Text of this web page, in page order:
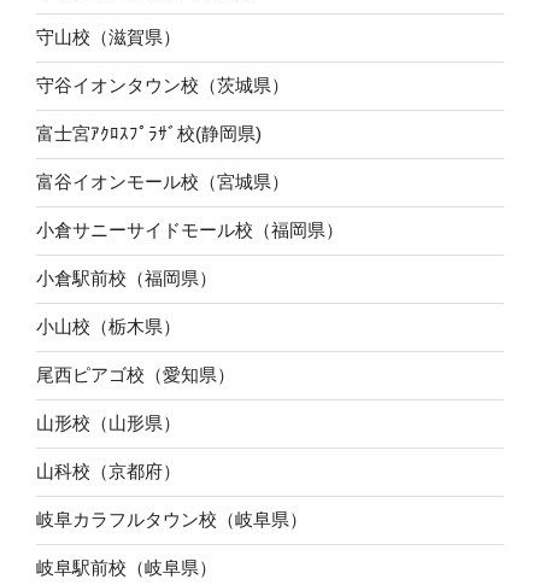
守山校（滋賀県）
守谷イオンタウン校（茨城県）
富士宮ｱｸﾛｽﾌﾟﾗｻﾞ校(静岡県)
富谷イオンモール校（宮城県）
小倉サニーサイドモール校（福岡県）
小倉駅前校（福岡県）
小山校（栃木県）
尾西ピアゴ校（愛知県）
山形校（山形県）
山科校（京都府）
岐阜カラフルタウン校（岐阜県）
岐阜駅前校（岐阜県）